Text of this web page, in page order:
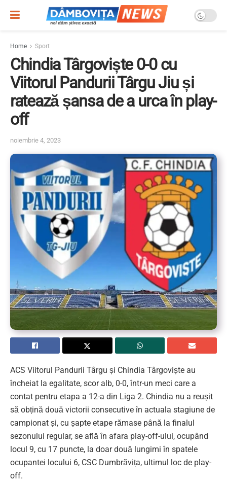
Home Sport
Chindia Târgoviște 0-0 cu
Viitorul Pandurii Târgu Jiu și
ratează șansa de a urca în play-
off
noiembrie 4, 2023
ACS Viitorul Pandurii Târgu și Chindia Târgoviște au
încheiat la egalitate, scor alb, 0-0, într-un meci care a
contat pentru etapa a 12-a din Liga 2. Chindia nu a reușit
să obțină două victorii consecutive în actuala stagiune de
campionat și, cu șapte etape rămase până la finalul
sezonului regular, se află în afara play-off-ului, ocupând
locul 9, cu 17 puncte, la doar două lungimi în spatele
ocupantei locului 6, CSC Dumbrăvița, ultimul loc de play-
off.